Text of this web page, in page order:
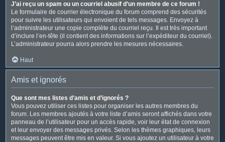
J’ai reçu un spam ou un courriel abusif d’un membre de ce forum !
Le formulaire de courrier électronique du forum comprend des sécurités
pour suivre les utilisateurs qui envoient de tels messages. Envoyez à
l’administrateur une copie complète du courriel reçu. Il est très important
d’inclure l’en-tête (il contient des informations sur l’expéditeur du courriel).
L’administrateur pourra alors prendre les mesures nécessaires.
Haut
Amis et ignorés
Que sont mes listes d’amis et d’ignorés ?
Vous pouvez utiliser ces listes pour organiser les autres membres du
forum. Les membres ajoutés à votre liste d’amis seront affichés dans votre
panneau de l’utilisateur pour un accès rapide, voir leur état de connexion
et leur envoyer des messages privés. Selon les thèmes graphiques, leurs
messages peuvent être mis en valeur. Si vous ajoutez un utilisateur à votre